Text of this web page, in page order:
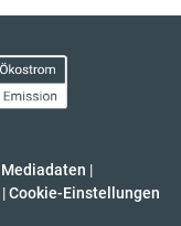
Mediadaten |
| Cookie-Einstellungen